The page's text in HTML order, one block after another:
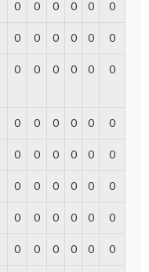
0 0 0 0 0 0
0 0 0 0 0 0
0 0 0 0 0 0
0 0 0 0 0 0
0 0 0 0 0 0
0 0 0 0 0 0
0 0 0 0 0 0
0 0 0 0 0 0